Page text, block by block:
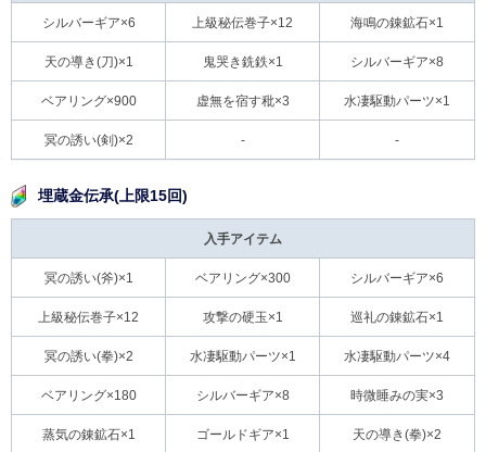
シルバーギア×6 上級秘伝巻子×12 海鳴の錬鉱石×1
天の導き(刀)×1 鬼哭き銑鉄×1 シルバーギア×8
ベアリング×900 虚無を宿す秕×3 水凄駆動パーツ×1
冥の誘い(剣)×2 - -
埋蔵金伝承(上限15回)
入手アイテム
冥の誘い(斧)×1 ベアリング×300 シルバーギア×6
上級秘伝巻子×12 攻撃の硬玉×1 巡礼の錬鉱石×1
冥の誘い(拳)×2 水凄駆動パーツ×1 水凄駆動パーツ×4
ベアリング×180 シルバーギア×8 時微睡みの実×3
蒸気の錬鉱石×1 ゴールドギア×1 天の導き(拳)×2